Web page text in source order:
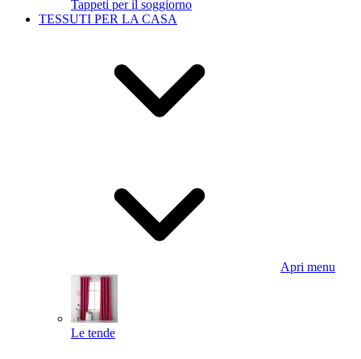
Tappeti per il soggiorno
TESSUTI PER LA CASA
Apri menu
Le tende